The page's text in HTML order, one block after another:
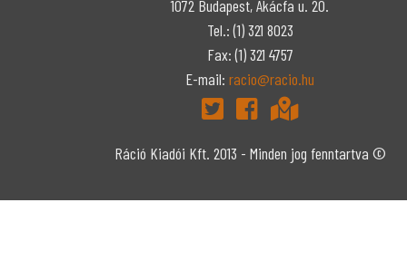
1072 Budapest, Akácfa u. 20.
Tel.: (1) 321 8023
Fax: (1) 321 4757
E-mail: racio@racio.hu
Ráció Kiadói Kft. 2013 - Minden jog fenntartva ©